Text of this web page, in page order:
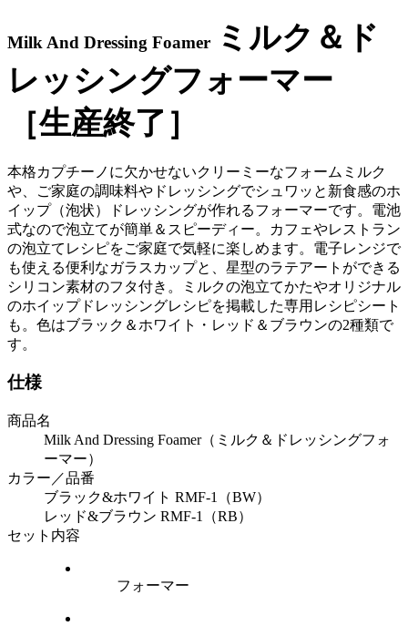
Milk And Dressing Foamer
ミルク＆ド
レッシングフォーマー
［生産終了］
本格カプチーノに欠かせないクリーミーなフォームミルク
や、ご家庭の調味料やドレッシングでシュワッと新食感のホ
イップ（泡状）ドレッシングが作れるフォーマーです。電池
式なので泡立てが簡単＆スピーディー。カフェやレストラン
の泡立てレシピをご家庭で気軽に楽しめます。電子レンジで
も使える便利なガラスカップと、星型のラテアートができる
シリコン素材のフタ付き。ミルクの泡立てかたやオリジナル
のホイップドレッシングレシピを掲載した専用レシピシート
も。色はブラック＆ホワイト・レッド＆ブラウンの2種類で
す。
仕様
商品名
Milk And Dressing Foamer（ミルク＆ドレッシングフォ
ーマー）
カラー／品番
ブラック&ホワイト RMF-1（BW）
レッド&ブラウン RMF-1（RB）
セット内容
フォーマー